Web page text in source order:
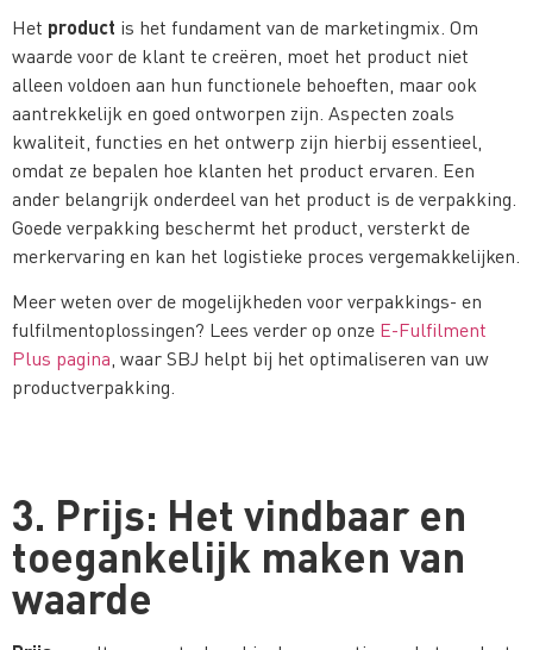
Het product is het fundament van de marketingmix. Om
waarde voor de klant te creëren, moet het product niet
alleen voldoen aan hun functionele behoeften, maar ook
aantrekkelijk en goed ontworpen zijn. Aspecten zoals
kwaliteit, functies en het ontwerp zijn hierbij essentieel,
omdat ze bepalen hoe klanten het product ervaren. Een
ander belangrijk onderdeel van het product is de verpakking.
Goede verpakking beschermt het product, versterkt de
merkervaring en kan het logistieke proces vergemakkelijken.
Meer weten over de mogelijkheden voor verpakkings- en
fulfilmentoplossingen? Lees verder op onze E-Fulfilment
Plus pagina, waar SBJ helpt bij het optimaliseren van uw
productverpakking.
3. Prijs: Het vindbaar en
toegankelijk maken van
waarde